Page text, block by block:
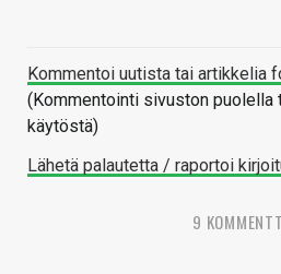
Kommentoi uutista tai artikkelia
(Kommentointi sivuston
käytöstä)
Lähetä palautetta / raportoi
9